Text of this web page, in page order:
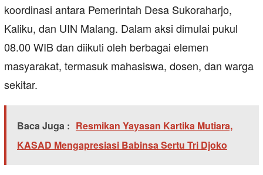
koordinasi antara Pemerintah Desa Sukoraharjo,
Kaliku, dan UIN Malang. Dalam aksi dimulai pukul
08.00 WIB dan diikuti oleh berbagai elemen
masyarakat, termasuk mahasiswa, dosen, dan warga
sekitar.
Baca Juga : Resmikan Yayasan Kartika Mutiara,
KASAD Mengapresiasi Babinsa Sertu Tri Djoko